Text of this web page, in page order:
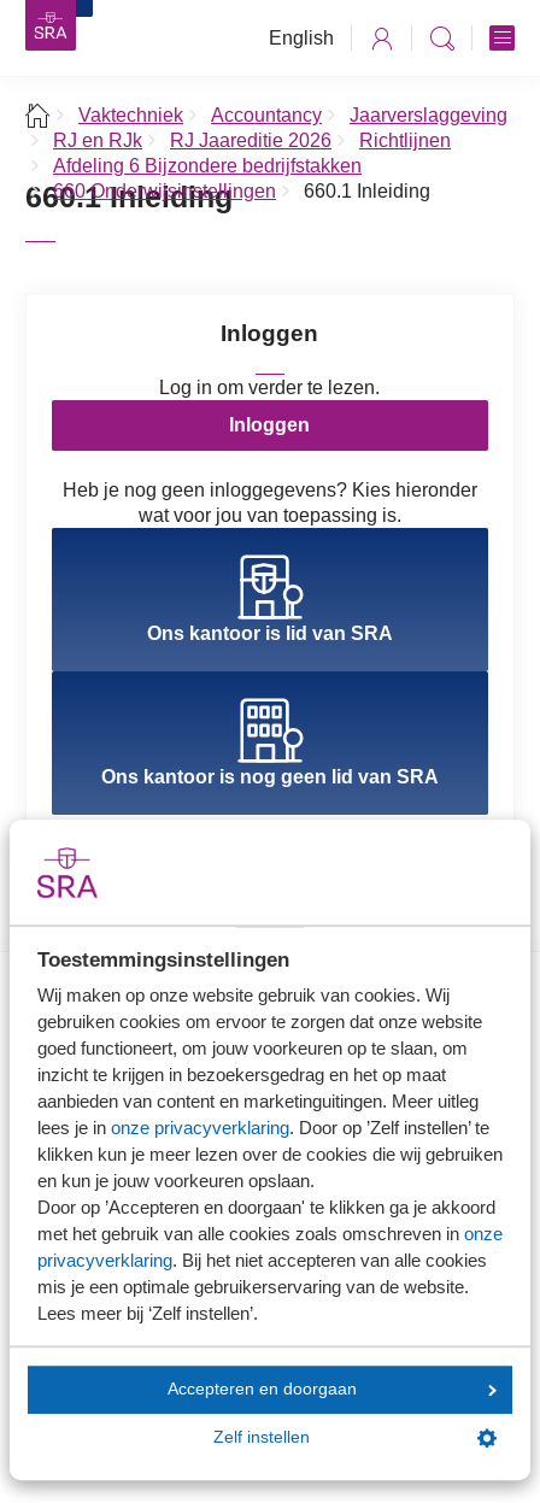
Toestemmingsinstellingen
Wij maken op onze website gebruik van cookies. Wij
gebruiken cookies om ervoor te zorgen dat onze website
goed functioneert, om jouw voorkeuren op te slaan, om
inzicht te krijgen in bezoekersgedrag en het op maat
aanbieden van content en marketinguitingen. Meer uitleg
lees je in onze privacyverklaring. Door op ’Zelf instellen’ te
klikken kun je meer lezen over de cookies die wij gebruiken
en kun je jouw voorkeuren opslaan.
Door op ’Accepteren en doorgaan' te klikken ga je akkoord
met het gebruik van alle cookies zoals omschreven in onze
privacyverklaring. Bij het niet accepteren van alle cookies
mis je een optimale gebruikerservaring van de website.
Lees meer bij ‘Zelf instellen’.
Accepteren en doorgaan
Zelf instellen
English
Vaktechniek Accountancy
Jaarverslaggeving
RJ en RJk
RJ Jaareditie 2026
Richtlijnen
Afdeling 6 Bijzondere bedrijfstakken
660 Onderwijsinstellingen
660.1 Inleiding
660.1 Inleiding
Inloggen
Log in om verder te lezen.
Inloggen
Heb je nog geen inloggegevens? Kies hieronder
wat voor jou van toepassing is.
Ons kantoor is lid van SRA
Ons kantoor is nog geen lid van SRA
Direct naar
Stel je vaktechnische vraag
Branche in Zicht
Dossiers
Kantoorvinder
Nieuwsbank
Handige links
SRA-gecertificeerd